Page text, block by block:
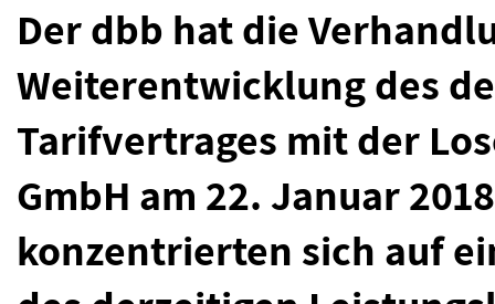
Der dbb hat die
Weiterentwicklung des
Tarifvertrages mit der
GmbH am 22. Januar
konzentrierten sich auf